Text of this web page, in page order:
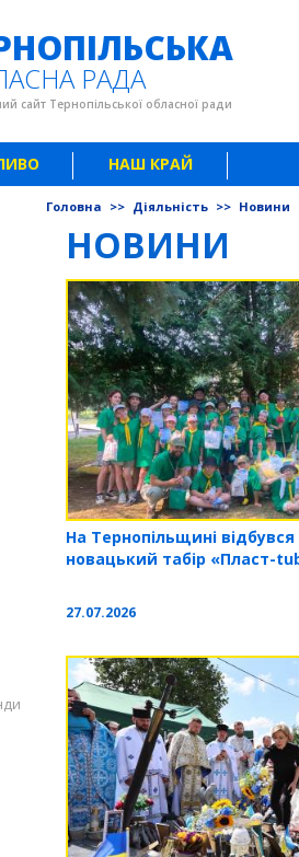
РАДА
сайт Тернопільської обласної ради
НАШ КРАЙ
Головна >> Діяльність >> Новини
НОВИНИ
На Тернопільщині
новацький табір «Пласт-
27.07.2026